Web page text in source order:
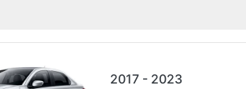
2017 - 2023